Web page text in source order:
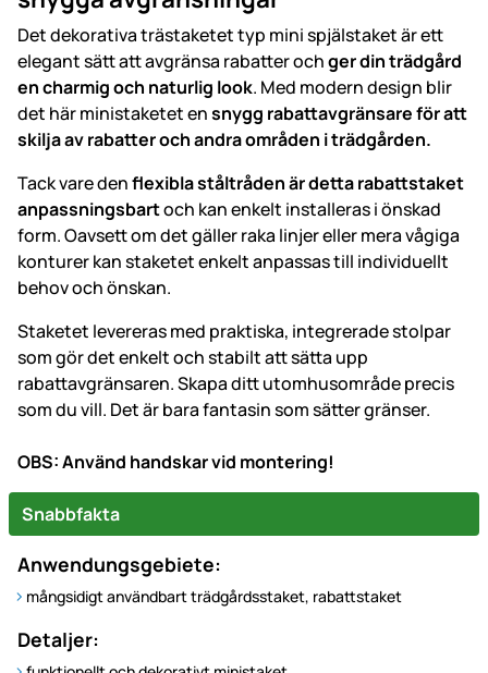
Det dekorativa trästaketet typ mini spjälstaket är ett
elegant sätt att avgränsa rabatter ochger din trädgård
en charmig och naturlig look. Med modern design blir
det här ministaketet ensnygg rabattavgränsare för att
skilja av rabatter och andra områden i trädgården.
Tack vare denflexibla ståltråden är detta rabattstaket
anpassningsbartoch kan enkelt installeras i önskad
form. Oavsett om det gäller raka linjer eller mera vågiga
konturer kan staketet enkelt anpassas till individuellt
behov och önskan.
Staketet levereras med praktiska, integrerade stolpar
som gör det enkelt och stabilt att sätta upp
rabattavgränsaren. Skapa ditt utomhusområde precis
som du vill. Det är bara fantasin som sätter gränser.
OBS: Använd handskar vid montering!
Snabbfakta
Anwendungsgebiete:
mångsidigt användbart trädgårdsstaket, rabattstaket
Detaljer: